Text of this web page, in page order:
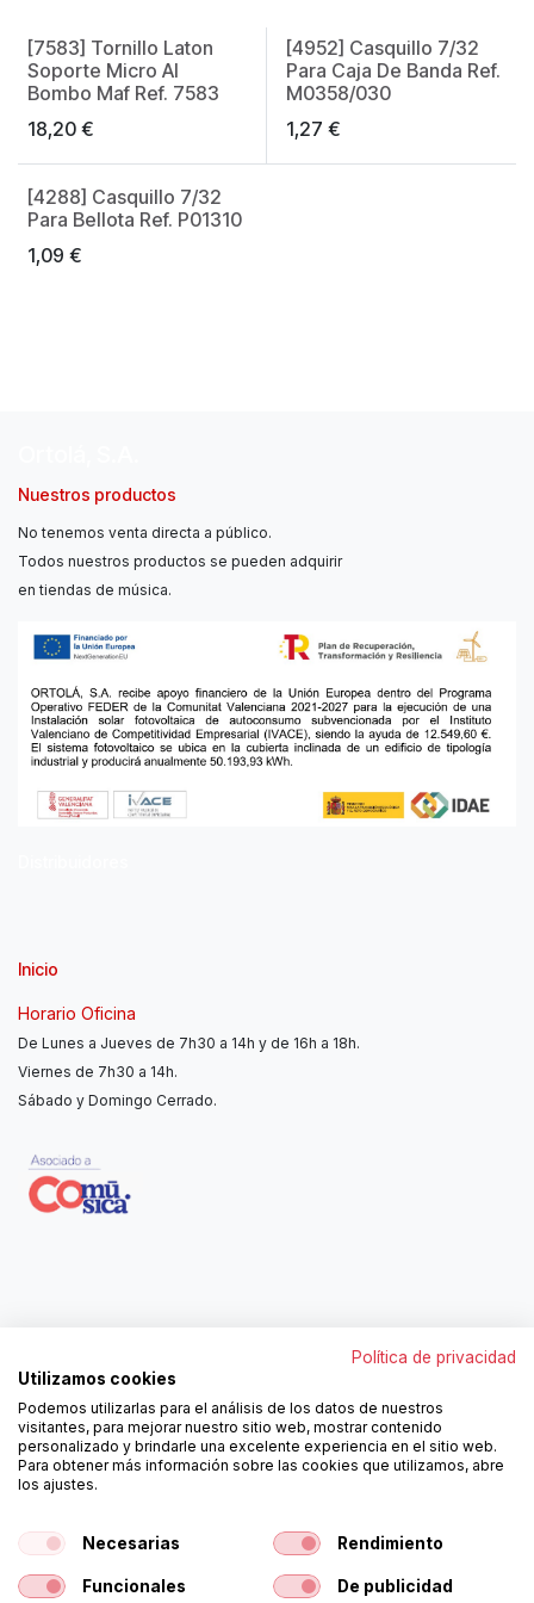
[7583] Tornillo Laton
Soporte Micro Al
Bombo Maf Ref. 7583
18,20 €
[4952] Casquillo 7/32
Para Caja De Banda Ref.
M0358/030
1,27 €
[4288] Casquillo 7/32
Para Bellota Ref. P01310
1,09 €
Nuestros productos
No tenemos venta directa a público.
Todos nuestros productos se pueden adquirir
en tiendas de música.
Inicio
Horario Oficina
De Lunes a Jueves de 7h30 a 14h y de 16h a 18h.
Viernes de 7h30 a 14h.
Sábado y Domingo Cerrado.
962250313
ortola@ortola-sa.es
Av. d'Albaida, s/n
46840 La Pobla del Duc (Valencia)
¡Síguenos!
Política de privacidad
Utilizamos cookies
Podemos utilizarlas para el análisis de los datos de nuestros
visitantes, para mejorar nuestro sitio web, mostrar contenido
personalizado y brindarle una excelente experiencia en el sitio web.
Para obtener más información sobre las cookies que utilizamos, abre
los ajustes.
Necesarias Rendimiento
Funcionales De publicidad